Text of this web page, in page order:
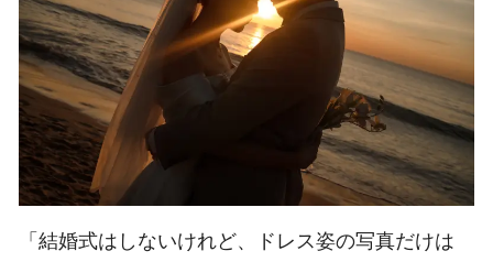
「結婚式はしないけれど、ドレス姿の写真だけは